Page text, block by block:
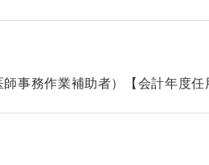
師事務作業補助者）【会計年度